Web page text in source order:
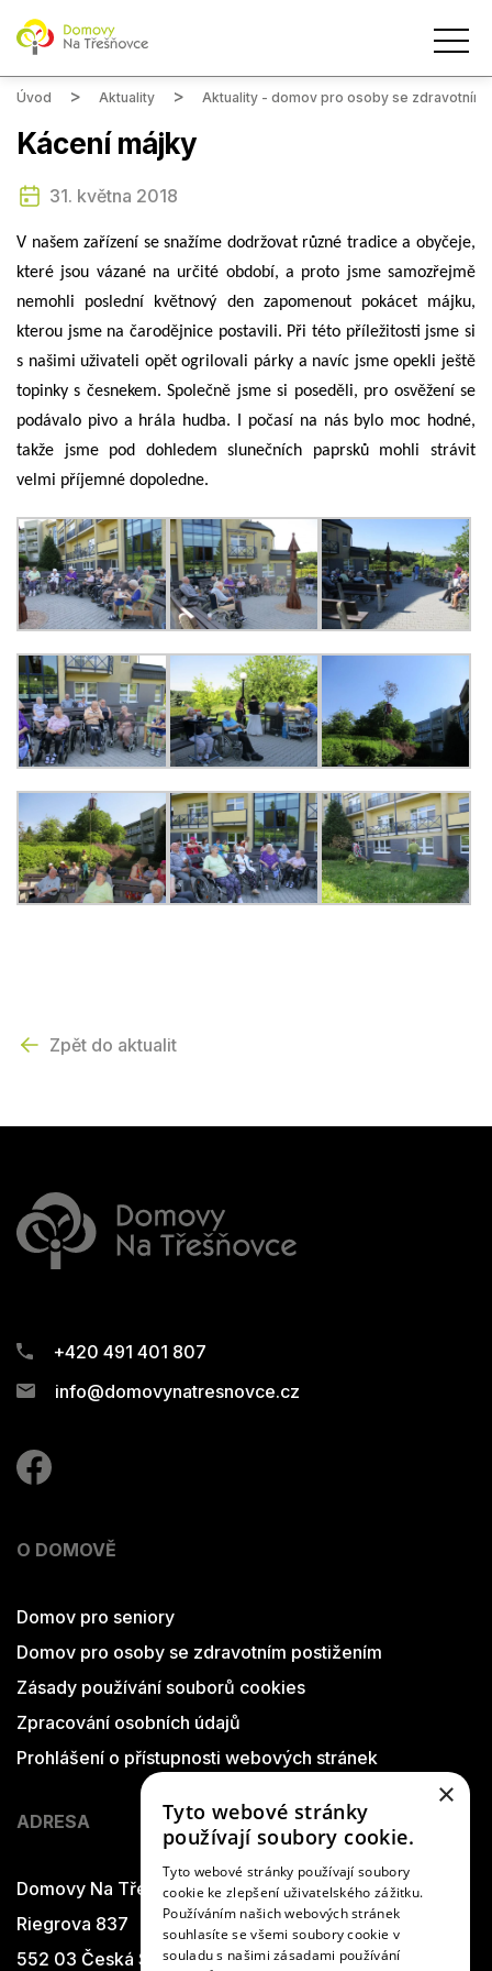
Úvod Aktuality Aktuality - domov pro osoby se zdravotním
Kácení májky
31. května 2018
V našem zařízení se snažíme dodržovat různé tradice a obyčeje,
které jsou vázané na určité období, a proto jsme samozřejmě
nemohli poslední květnový den zapomenout pokácet májku,
kterou jsme na čarodějnice postavili. Při této příležitosti jsme si
s našimi uživateli opět ogrilovali párky a navíc jsme opekli ještě
topinky s česnekem. Společně jsme si poseděli, pro osvěžení se
podávalo pivo a hrála hudba. I počasí na nás bylo moc hodné,
takže jsme pod dohledem slunečních paprsků mohli strávit
velmi příjemné dopoledne.
Zpět do aktualit
+420 491 401 807
info@domovynatresnovce.cz
O DOMOVĚ
Domov pro seniory
Domov pro osoby se zdravotním postižením
Zásady používání souborů cookies
Zpracování osobních údajů
Prohlášení o přístupnosti webových stránek
ADRESA
Domovy Na Třešňovce
Riegrova 837
552 03 Česká Skalice
×
Tyto webové stránky
používají soubory cookie.
Tyto webové stránky používají soubory
cookie ke zlepšení uživatelského zážitku.
Používáním našich webových stránek
souhlasíte se všemi soubory cookie v
souladu s našimi zásadami používání